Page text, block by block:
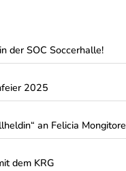
der SOC Soccerhalle!
2025
an Felicia Mongitore
dem KRG